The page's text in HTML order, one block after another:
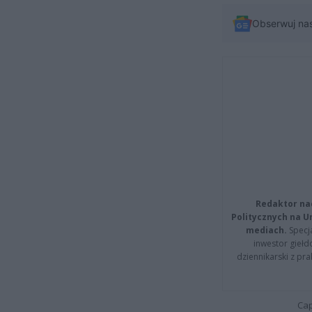
Obserwuj
Redaktor
Politycznych na
mediach.
inwestor
dziennikarski z